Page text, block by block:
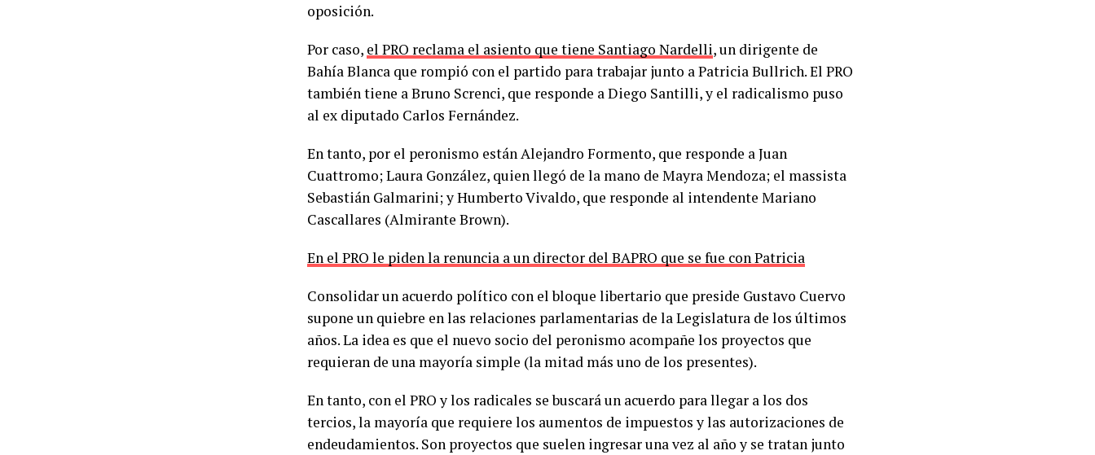
oposición.
Por caso, el PRO reclama el asiento que tiene Santiago Nardelli, un dirigente de
Bahía Blanca que rompió con el partido para trabajar junto a Patricia Bullrich. El PRO
también tiene a Bruno Screnci, que responde a Diego Santilli, y el radicalismo puso
al ex diputado Carlos Fernández.
En tanto, por el peronismo están Alejandro Formento, que responde a Juan
Cuattromo; Laura González, quien llegó de la mano de Mayra Mendoza; el massista
Sebastián Galmarini; y Humberto Vivaldo, que responde al intendente Mariano
Cascallares (Almirante Brown).
En el PRO le piden la renuncia a un director del BAPRO que se fue con Patricia
Consolidar un acuerdo político con el bloque libertario que preside Gustavo Cuervo
supone un quiebre en las relaciones parlamentarias de la Legislatura de los últimos
años. La idea es que el nuevo socio del peronismo acompañe los proyectos que
requieran de una mayoría simple (la mitad más uno de los presentes).
En tanto, con el PRO y los radicales se buscará un acuerdo para llegar a los dos
tercios, la mayoría que requiere los aumentos de impuestos y las autorizaciones de
endeudamientos. Son proyectos que suelen ingresar una vez al año y se tratan junto